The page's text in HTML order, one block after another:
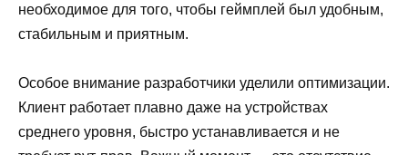
необходимое для того, чтобы геймплей был удобным,
стабильным и приятным.
Особое внимание разработчики уделили оптимизации.
Клиент работает плавно даже на устройствах
среднего уровня, быстро устанавливается и не